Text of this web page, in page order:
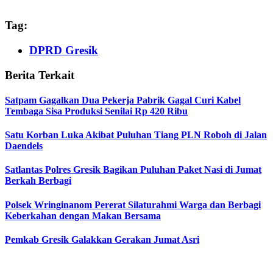
Tag:
DPRD Gresik
Berita Terkait
Satpam Gagalkan Dua Pekerja Pabrik Gagal Curi Kabel
Tembaga Sisa Produksi Senilai Rp 420 Ribu
Satu Korban Luka Akibat Puluhan Tiang PLN Roboh di Jalan
Daendels
Satlantas Polres Gresik Bagikan Puluhan Paket Nasi di Jumat
Berkah Berbagi
Polsek Wringinanom Pererat Silaturahmi Warga dan Berbagi
Keberkahan dengan Makan Bersama
Pemkab Gresik Galakkan Gerakan Jumat Asri